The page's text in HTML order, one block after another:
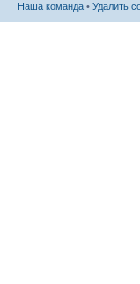
Наша команда • Удалить